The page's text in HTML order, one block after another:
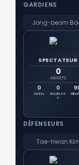
GARDIENS
Jong-beom
SPECTATEUR
0
ARRÊTS
0
Arrêts
0
Encaissé
s
DÉFENSEURS
Tae-hwan